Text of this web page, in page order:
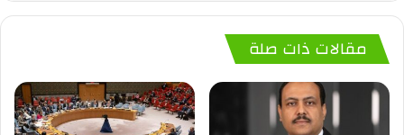
مقالات ذات صلة